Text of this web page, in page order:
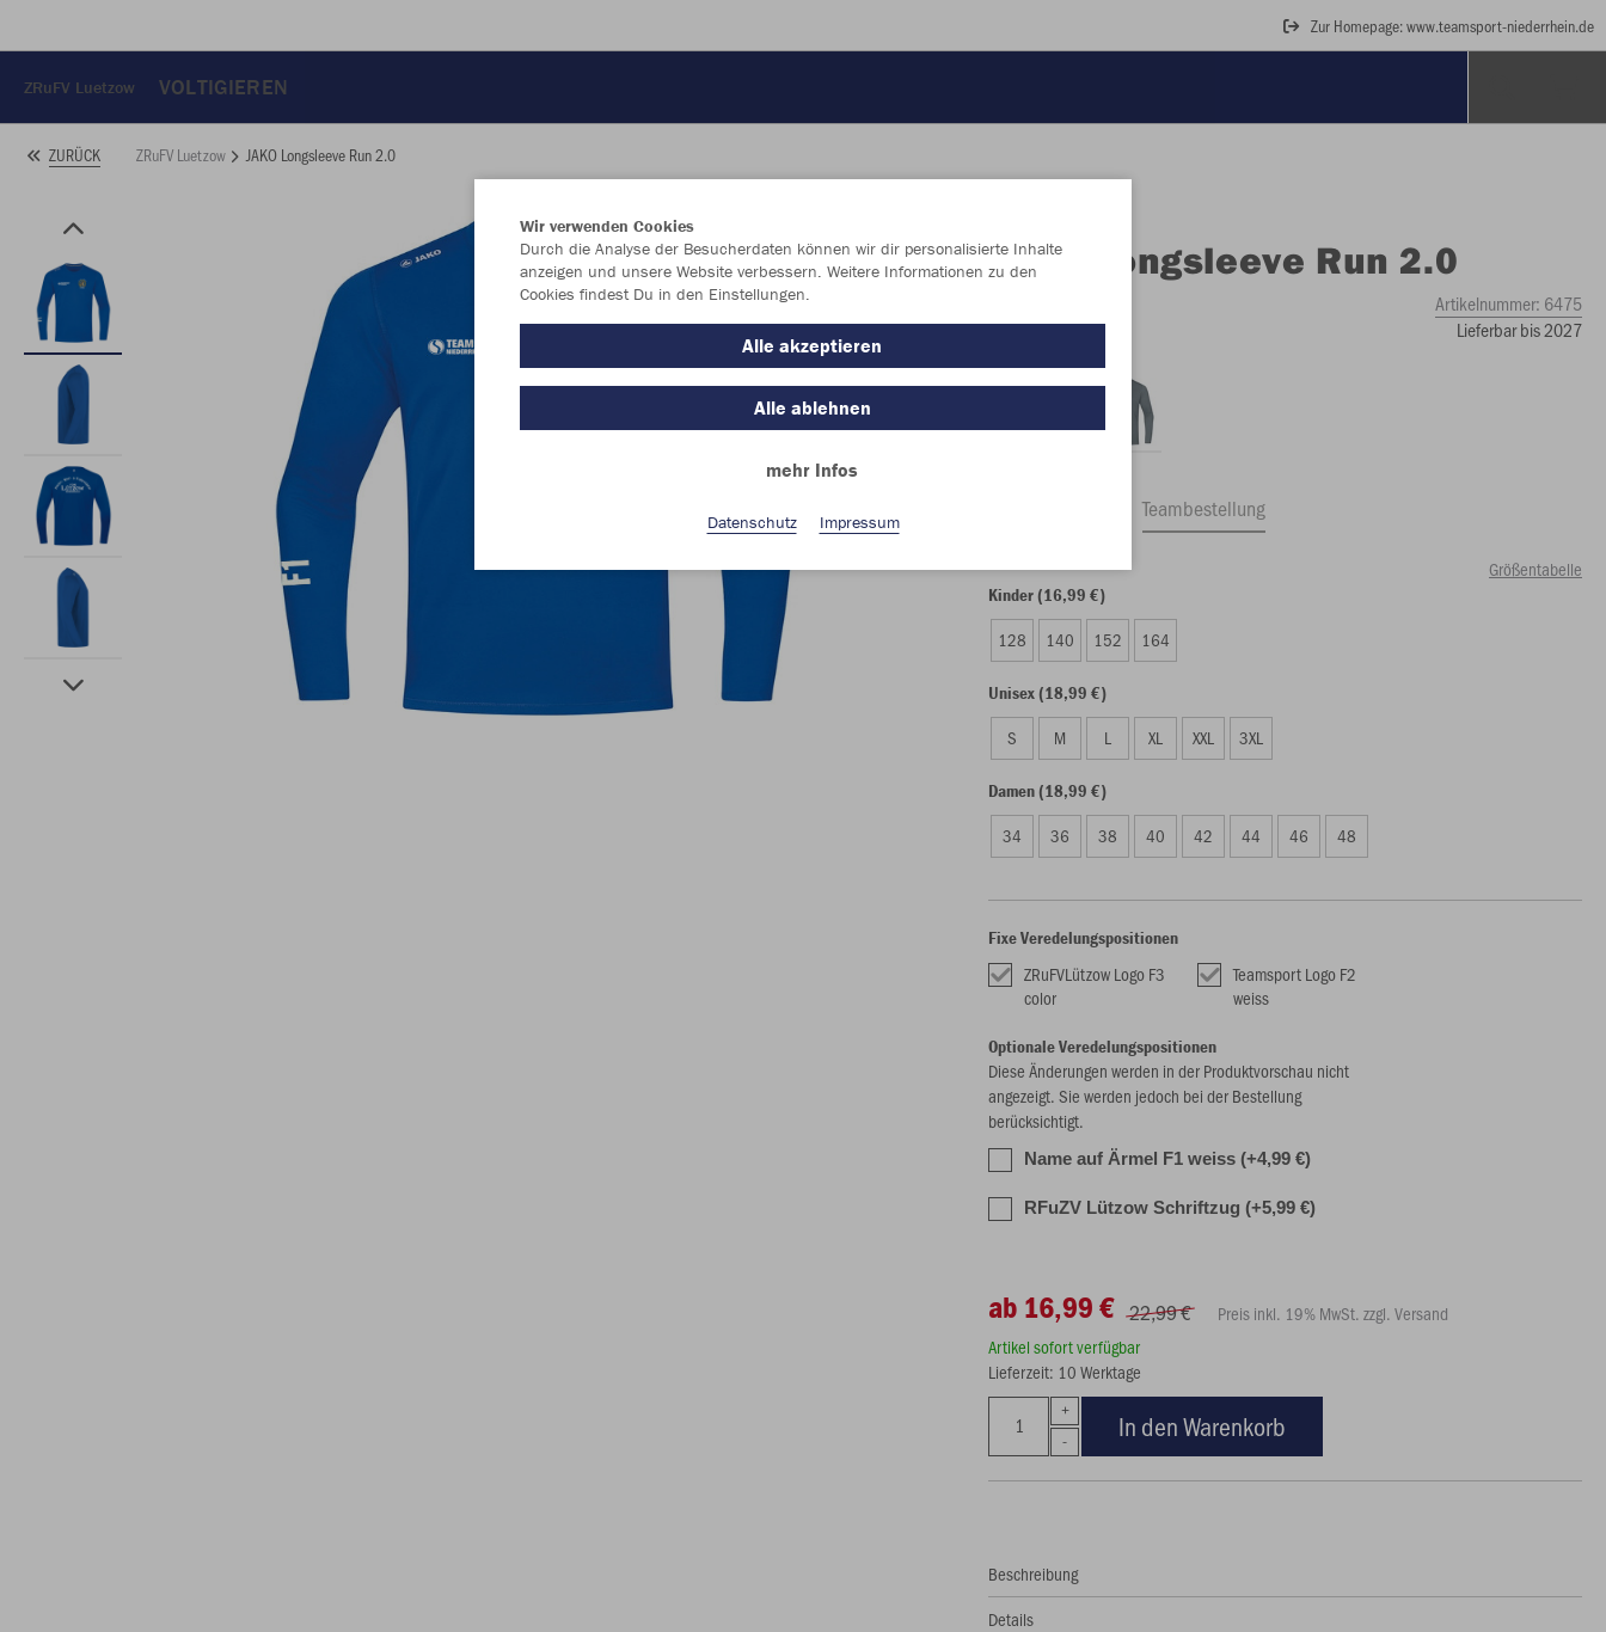
Zur Homepage: www.teamsport-niederrhein.de
ZRuFV Luetzow VOLTIGIEREN
ZURÜCK ZRuFV Luetzow JAKO Longsleeve Run 2.0
JAKO Longsleeve Run 2.0
Artikelnummer: 6475
Lieferbar bis 2027
Teambestellung
Größentabelle
Kinder (16,99 €)
128 140 152 164
Unisex (18,99 €)
S M L XL XXL 3XL
Damen (18,99 €)
34 36 38 40 42 44 46 48
Fixe Veredelungspositionen
ZRuFVLützow Logo F3
color
Teamsport Logo F2
weiss
Optionale Veredelungspositionen
Diese Änderungen werden in der Produktvorschau nicht
angezeigt. Sie werden jedoch bei der Bestellung
berücksichtigt.
Name auf Ärmel F1 weiss (+4,99 €)
RFuZV Lützow Schriftzug (+5,99 €)
ab 16,99 € 22,99 €
Preis inkl. 19% MwSt. zzgl. Versand
Artikel sofort verfügbar
Lieferzeit: 10 Werktage
In den Warenkorb
Beschreibung
Details
Wir verwenden Cookies
Durch die Analyse der Besucherdaten können wir dir personalisierte Inhalte
anzeigen und unsere Website verbessern. Weitere Informationen zu den
Cookies findest Du in den Einstellungen.
Alle akzeptieren
Alle ablehnen
mehr Infos
Datenschutz Impressum